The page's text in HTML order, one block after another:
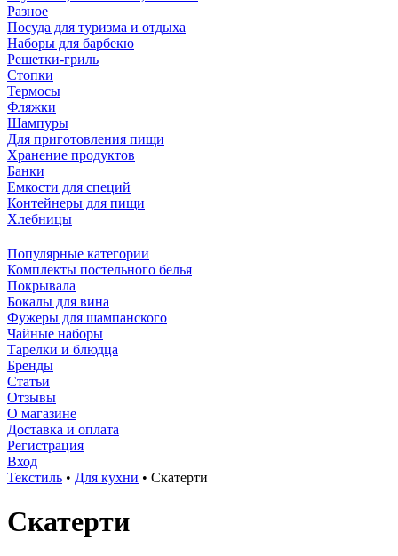
Разное
Посуда для туризма и отдыха
Наборы для барбекю
Решетки-гриль
Стопки
Термосы
Фляжки
Шампуры
Для приготовления пищи
Хранение продуктов
Банки
Емкости для специй
Контейнеры для пищи
Хлебницы
Популярные категории
Комплекты постельного белья
Покрывала
Бокалы для вина
Фужеры для шампанского
Чайные наборы
Тарелки и блюдца
Бренды
Статьи
Отзывы
О магазине
Доставка и оплата
Регистрация
Вход
Текстиль • Для кухни • Скатерти
Скатерти